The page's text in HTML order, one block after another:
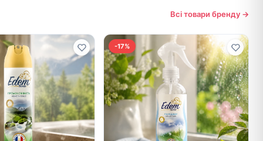
Всі товари бренду →
-17%